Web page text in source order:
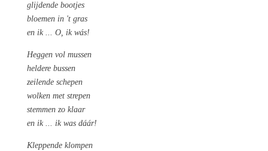
glijdende bootjes
bloemen in 't gras
en ik ... O, ik wás!
Heggen vol mussen
heldere bussen
zeilende schepen
wolken met strepen
stemmen zo klaar
en ik ... ik was dáár!
Kleppende klompen